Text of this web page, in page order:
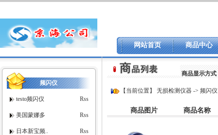
网站首页 商品中心
频闪仪
testo频闪仪 Rss
美国蒙娜多 Rss
日本新宝频.. Rss
商品显示方式
【当前位置】 无损检测仪器 -> 频闪仪
商品图片 商品名称